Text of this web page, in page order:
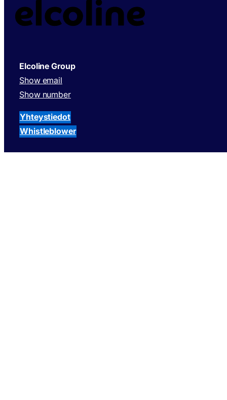
Elcoline Group
Show email
Show number
Yhteystiedot
Whistleblower